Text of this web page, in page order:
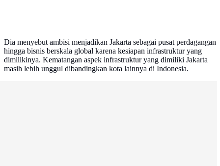
Dia menyebut ambisi menjadikan Jakarta sebagai pusat perdagangan
hingga bisnis berskala global karena kesiapan infrastruktur yang
dimilikinya. Kematangan aspek infrastruktur yang dimiliki Jakarta
masih lebih unggul dibandingkan kota lainnya di Indonesia.